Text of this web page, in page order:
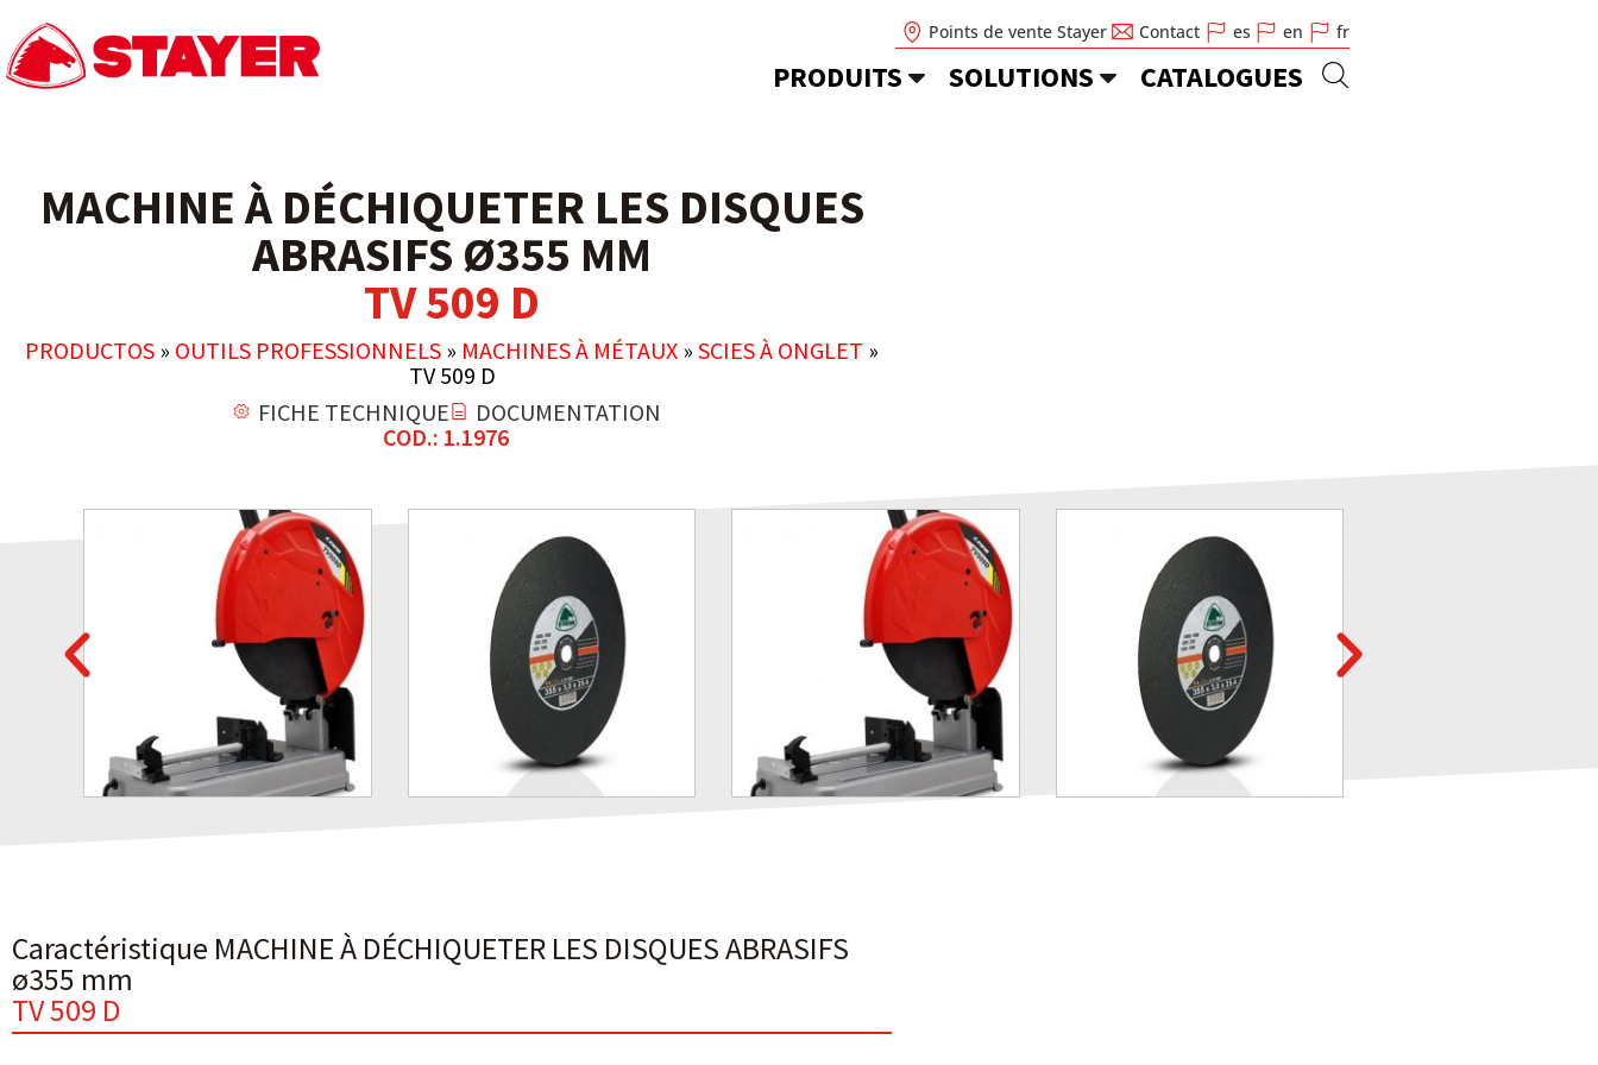
Points de vente Stayer Contact es en fr
PRODUITS SOLUTIONS CATALOGUES
MACHINE À DÉCHIQUETER LES DISQUES
ABRASIFS Ø355 MM
TV 509 D
PRODUCTOS » OUTILS PROFESSIONNELS » MACHINES À MÉTAUX » SCIES À ONGLET »
TV 509 D
FICHE TECHNIQUE
DOCUMENTATION
COD.: 1.1976
Caractéristique MACHINE À DÉCHIQUETER LES DISQUES ABRASIFS
ø355 mm
TV 509 D